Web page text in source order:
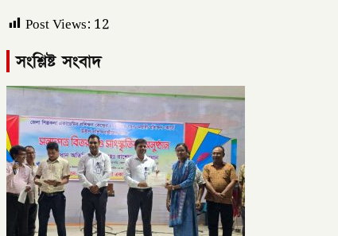
Post Views: 12
সংশ্লিষ্ট সংবাদ